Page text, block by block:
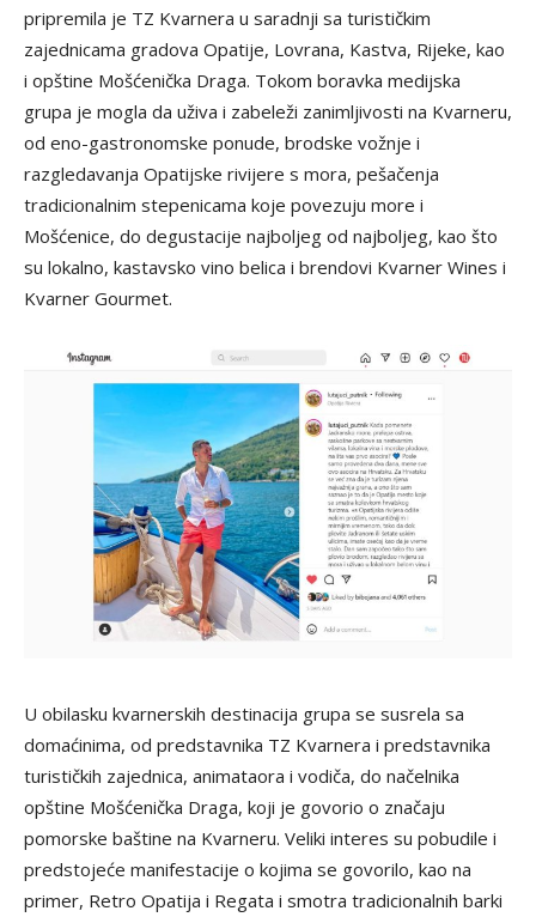
pripremila je TZ Kvarnera u saradnji sa turističkim
zajednicama gradova Opatije, Lovrana, Kastva, Rijeke, kao
i opštine Mošćenička Draga. Tokom boravka medijska
grupa je mogla da uživa i zabeleži zanimljivosti na Kvarneru,
od eno-gastronomske ponude, brodske vožnje i
razgledavanja Opatijske rivijere s mora, pešačenja
tradicionalnim stepenicama koje povezuju more i
Mošćenice, do degustacije najboljeg od najboljeg, kao što
su lokalno, kastavsko vino belica i brendovi Kvarner Wines i
Kvarner Gourmet.
U obilasku kvarnerskih destinacija grupa se susrela sa
domaćinima, od predstavnika TZ Kvarnera i predstavnika
turističkih zajednica, animataora i vodiča, do načelnika
opštine Mošćenička Draga, koji je govorio o značaju
pomorske baštine na Kvarneru. Veliki interes su pobudile i
predstojeće manifestacije o kojima se govorilo, kao na
primer, Retro Opatija i Regata i smotra tradicionalnih barki